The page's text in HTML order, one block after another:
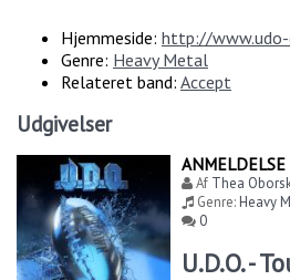
Hjemmeside: http://www.udo-
Genre: Heavy Metal
Relateret band: Accept
Udgivelser
ANMELDELSE
Af Thea
Genre:Heavy
0
U.D.O. -